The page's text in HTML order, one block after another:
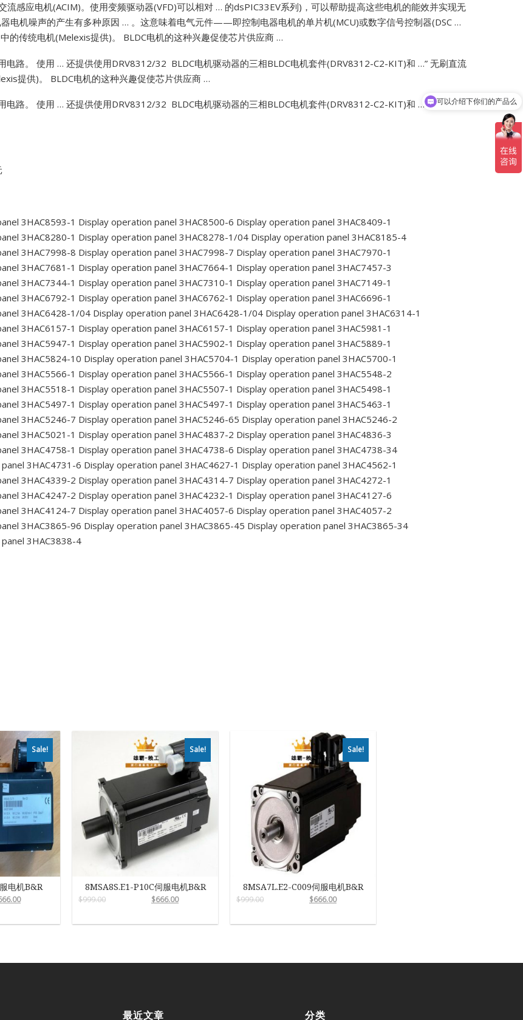
WOODWARD
感应电机(ACIM)。使用变频驱动器(VFD)可以相对 … 的dsPIC33EV系列)，可以帮助提高这些电机的能效并实现无
电机噪声的产生有多种原因 … 。这意味着电气元件——即控制电器电机的单片机(MCU)或数字信号控制器(DSC …
的传统电机(Melexis提供)。
BLDC电机的这种兴趣促使芯片供应商 …
路。 使用 … 还提供使用DRV8312/32 BLDC电机驱动器的三相BLDC电机套件(DRV8312-C2-KIT)和 …” 无刷直流
提供)。
BLDC电机的这种兴趣促使芯片供应商 …
路。 使用 … 还提供使用DRV8312/32 BLDC电机驱动器的三相BLDC电机套件(DRV8312-C2-KIT)和 …”无刷直流
3HAC8593-1 Display operation panel 3HAC8500-6 Display operation panel 3HAC8409-1
3HAC8280-1 Display operation panel 3HAC8278-1/04 Display operation panel 3HAC8185-4
3HAC7998-8 Display operation panel 3HAC7998-7 Display operation panel 3HAC7970-1
3HAC7681-1 Display operation panel 3HAC7664-1 Display operation panel 3HAC7457-3
3HAC7344-1 Display operation panel 3HAC7310-1 Display operation panel 3HAC7149-1
3HAC6792-1 Display operation panel 3HAC6762-1 Display operation panel 3HAC6696-1
3HAC6428-1/04 Display operation panel 3HAC6428-1/04 Display operation panel 3HAC6314-1
3HAC6157-1 Display operation panel 3HAC6157-1 Display operation panel 3HAC5981-1
3HAC5947-1 Display operation panel 3HAC5902-1 Display operation panel 3HAC5889-1
3HAC5824-10 Display operation panel 3HAC5704-1 Display operation panel 3HAC5700-1
3HAC5566-1 Display operation panel 3HAC5566-1 Display operation panel 3HAC5548-2
3HAC5518-1 Display operation panel 3HAC5507-1 Display operation panel 3HAC5498-1
3HAC5497-1 Display operation panel 3HAC5497-1 Display operation panel 3HAC5463-1
3HAC5246-7 Display operation panel 3HAC5246-65 Display operation panel 3HAC5246-2
3HAC5021-1 Display operation panel 3HAC4837-2 Display operation panel 3HAC4836-3
3HAC4758-1 Display operation panel 3HAC4738-6 Display operation panel 3HAC4738-34
3HAC4731-6 Display operation panel 3HAC4627-1 Display operation panel 3HAC4562-1
3HAC4339-2 Display operation panel 3HAC4314-7 Display operation panel 3HAC4272-1
3HAC4247-2 Display operation panel 3HAC4232-1 Display operation panel 3HAC4127-6
3HAC4124-7 Display operation panel 3HAC4057-6 Display operation panel 3HAC4057-2
3HAC3865-96 Display operation panel 3HAC3865-45 Display operation panel 3HAC3865-34
3HAC3838-4
Sale!
电机B&R
Sale!
8MSA8S.E1-P10C伺服电机B&R
$999.00 $666.00
Sale!
8MSA7L.E2-C009伺服电机B&R
$999.00 $666.00
最近文章 分类
可以介绍下你们的产品么